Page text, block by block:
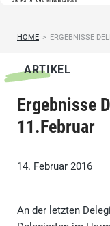
HOME > ERGEBNISSE
ARTIKEL
Ergebnisse
11.Februar
14. Februar 2016
An der letzten